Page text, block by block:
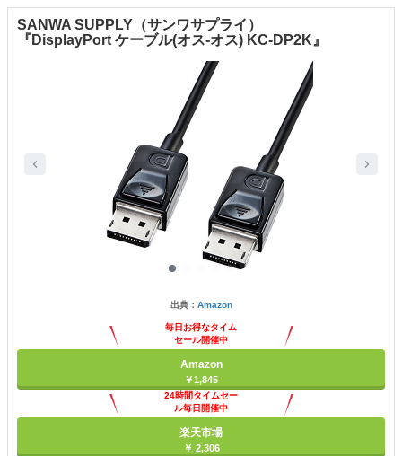
SANWA SUPPLY（サンワサプライ）
『DisplayPort ケーブル(オス-オス) KC-DP2K』
出典： Amazon
毎日お得なタイム
セール開催中
Amazon
￥1,845
24時間タイムセー
ル毎日開催中
楽天市場
￥ 2,306